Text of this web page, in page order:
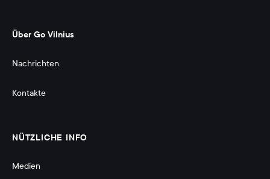
Über Go Vilnius
Nachrichten
Kontakte
NÜTZLICHE INFO
Medien